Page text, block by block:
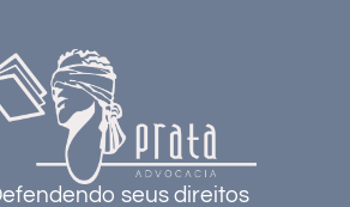
seus direitos